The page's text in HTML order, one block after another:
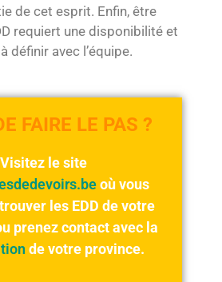
de cet esprit. Enfin, être
requiert une disponibilité et
définir avec l’équipe.
FAIRE LE PAS ?
Visitez le site
où vous
les EDD de votre
prenez contact avec la
de votre province.